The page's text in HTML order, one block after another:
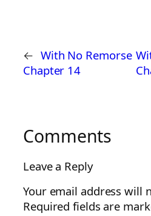
← With No Remorse
Chapter 14
Comments
Leave a Reply
Your email address will
Required fields are